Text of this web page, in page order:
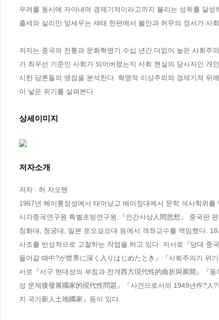
우려를 동시에 자아내며 경제기적이라고까지 불리는 성취를 달
출세와 실리만 앞세우는 세태 한편에서 불안과 허무의 정서가 사
저자는 중국의 전통과 문화혁명기 수십 년간 더없이 높은 사회주
가 최우선 기준인 사회가 되어버렸는지 사회 현실의 당사자인 개
시한 담론들의 맹점을 분석한다. 혁명적 이상주의와 경제기적 뒤
이 낳은 위기를 살펴본다.
상세이미지
저자소개
저자 : 허 자오톈
1967년 헤이룽장성에서 태어났고 베이징대에서 문학 석사학위
시각중국연구원 특별초빙연구원,『인간사상人間思想』 중국판
칭화대, 청궁대, 일본 토오꾜오대 등에서 객좌교수를 역임했다.
사조를 반성적으로 고찰하는 작업을 하고 있다. 저서로『당대 중
들어갈 때中?が世界に深く入りはじめたとき』『사회주의가 위
서로『서구 현대성의 부침과 전개西方現代性的曲折與展開』『
성 문제後發展國家的現代性問題』『사건으로서의 1949년作?
지 국가新人土地國家』등이 있다.